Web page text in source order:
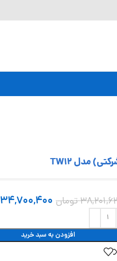
تومان 34,700,400
افزودن به سبد خرید